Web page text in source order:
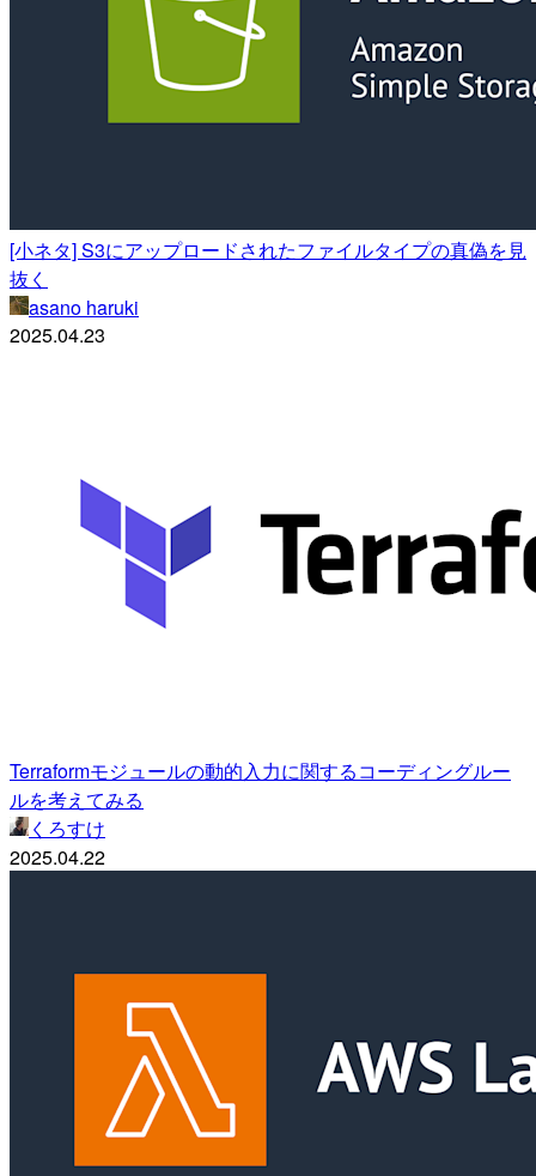
[小ネタ] S3にアップロードされたファイルタイプの真偽を見
抜く
asano haruki
2025.04.23
Terraformモジュールの動的入力に関するコーディングルー
ルを考えてみる
くろすけ
2025.04.22